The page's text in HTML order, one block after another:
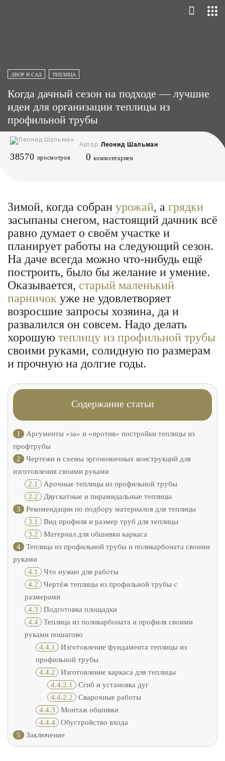
ДВОР И САД ТЕПЛИЦА
Когда дачный сезон на подходе — лучшие
идеи для организации теплицы из
профильной трубы
Автор Леонид Шальман
38570 просмотров 0 комментариев
Зимой, когда собран урожай, а грядки
засыпаны снегом, настоящий дачник всё
равно думает о своём участке и
планирует работы на следующий сезон.
На даче всегда можно что-нибудь ещё
построить, было бы желание и умение.
Оказывается, старый маленький
парничок уже не удовлетворяет
возросшие запросы хозяина, да и
развалился он совсем. Надо делать
хорошую теплицу из профильной трубы
своими руками, солидную по размерам
и прочную на долгие годы.
Содержание статьи
1
Аргументы «за» и «против» постройки теплицы из
профтрубы
2
Чертежи и схемы эргономичных конструкций для
изготовления своими руками
2.1 Арочные теплицы из профильной трубы
2.2 Двускатные и пирамидальные теплицы
3
Рекомендации по подбору материалов для теплицы
3.1 Вид профиля и размер труб для теплицы
3.2 Материал для обшивки каркаса
4
Теплица из профильной трубы и поликарбоната своими
руками
4.1 Что нужно для работы
4.2 Чертёж теплицы из профильной трубы с
размерами
4.3 Подготовка площадки
4.4 Теплица из поликарбоната и профиля своими
руками пошагово
4.4.1
Изготовление фундамента теплицы из
профильной трубы
4.4.2
Изготовление каркаса для теплицы
4.4.2.1 Сгиб и установка дуг
4.4.2.2 Сварочные работы
4.4.3
Монтаж обшивки
4.4.4
Обустройство входа
5
Заключение